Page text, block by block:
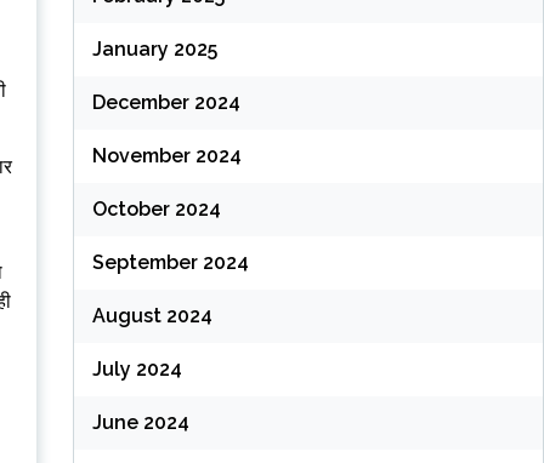
January 2025
December 2024
November 2024
October 2024
September 2024
August 2024
July 2024
June 2024